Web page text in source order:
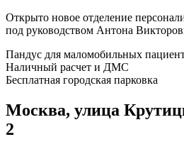
Открыто новое отделение
под руководством Антона
Пандус для маломобильных
Наличный расчет и ДМС
Бесплатная городская парковка
Москва, улица
2